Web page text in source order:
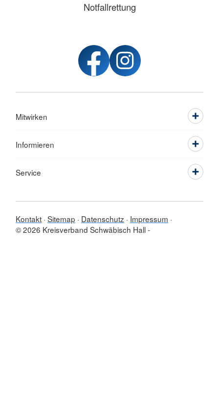
Notfallrettung
Mitwirken
Informieren
Service
Kontakt Sitemap Datenschutz
Impressum
© 2026 Kreisverband Schwäbisch Hall -